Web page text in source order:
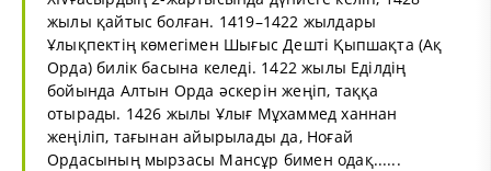
жылы қайтыс болған. 1419–1422 жылдары
Ұлықпектің көмегімен Шығыс Дешті Қыпшақта (Ақ
Орда) билік басына келеді. 1422 жылы Еділдің
бойында Алтын Орда әскерін жеңіп, таққа
отырады. 1426 жылы Ұлығ Мұхаммед ханнан
жеңіліп, тағынан айырылады да, Ноғай
Ордасының мырзасы Мансұр бимен одақ......